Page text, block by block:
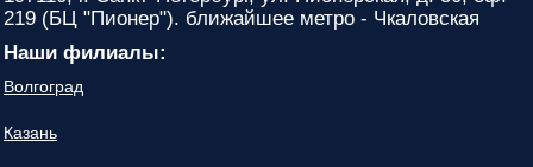
219 (БЦ "Пионер"). ближайшее метро - Чкаловская
Наши филиалы:
Волгоград
Казань